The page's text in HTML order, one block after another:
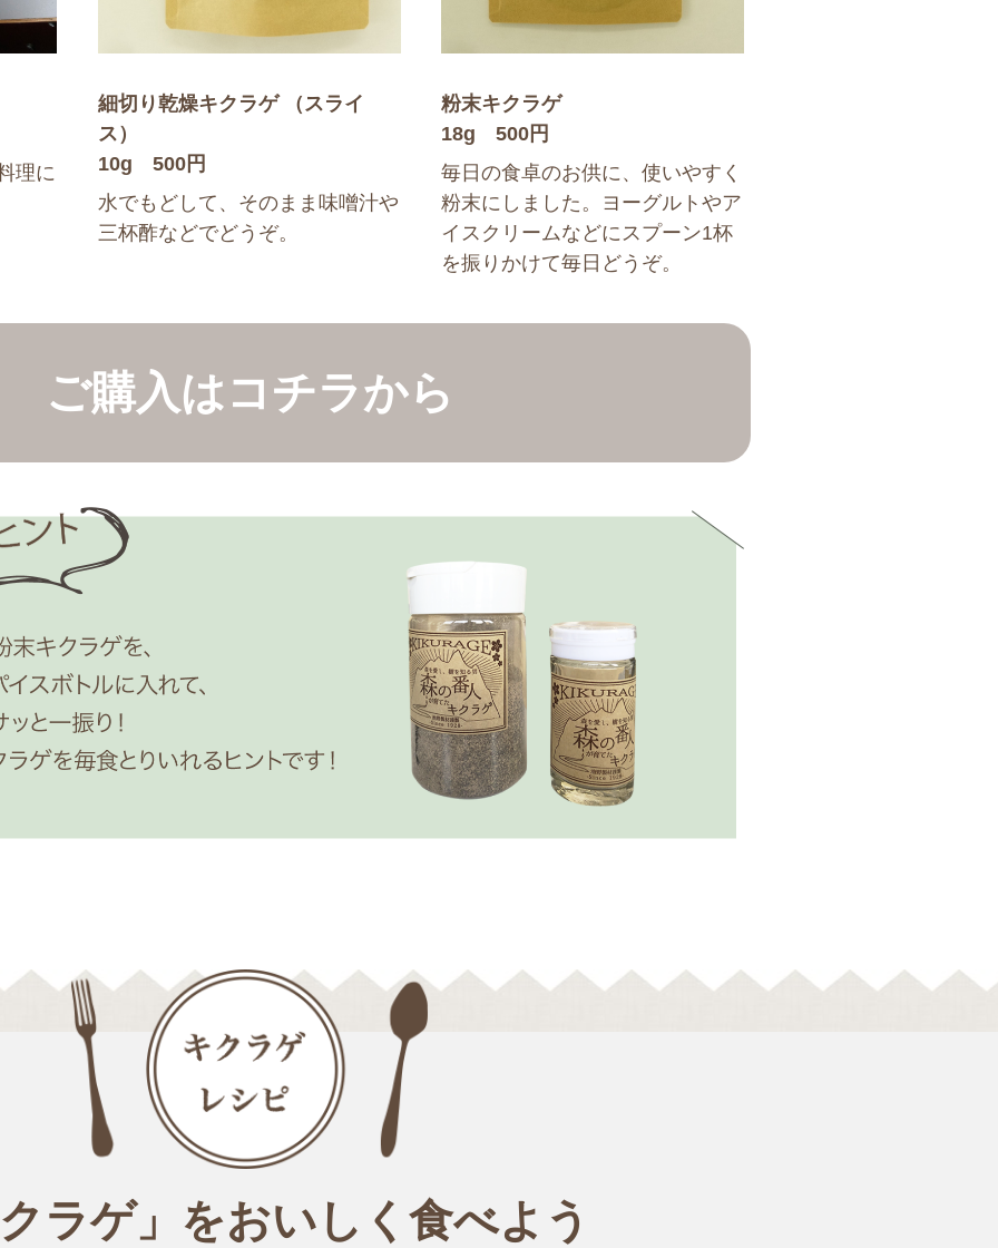
理に
細切り乾燥キクラゲ （スライ
ス）
10g 500円
水でもどして、そのまま味噌汁や
三杯酢などでどうぞ。
粉末キクラゲ
18g 500円
毎日の食卓のお供に、使いやすく
粉末にしました。ヨーグルトやア
イスクリームなどにスプーン1杯
を振りかけて毎日どうぞ。
ご購入はコチラから
ラゲ」をおいしく食べよう